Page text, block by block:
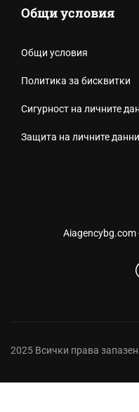
Общи условия
Общи условия
Политика за бисквитки
Сигурност на личните
Защита на личните данни
Aiagencybg.com
2025 Всички права